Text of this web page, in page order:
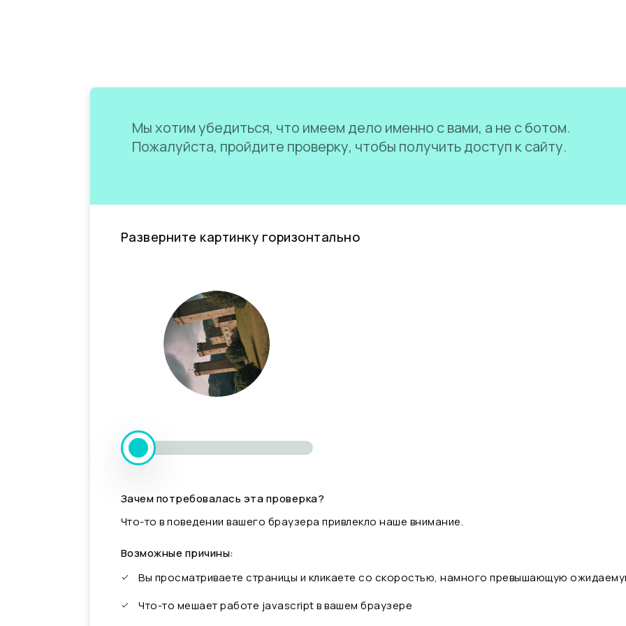
Мы хотим убедиться, что имеем дело именно с вами, а не с ботом.
Пожалуйста, пройдите проверку, чтобы получить доступ к сайту.
Разверните картинку горизонтально
Зачем потребовалась эта проверка?
Что-то в поведении вашего браузера привлекло наше внимание.
Возможные причины:
Вы просматриваете страницы и кликаете со скоростью, намного превышающую
Что-то мешает работе javascript в вашем браузере